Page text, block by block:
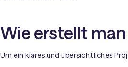
Wie erstellt
Um ein klares und übersichtliches